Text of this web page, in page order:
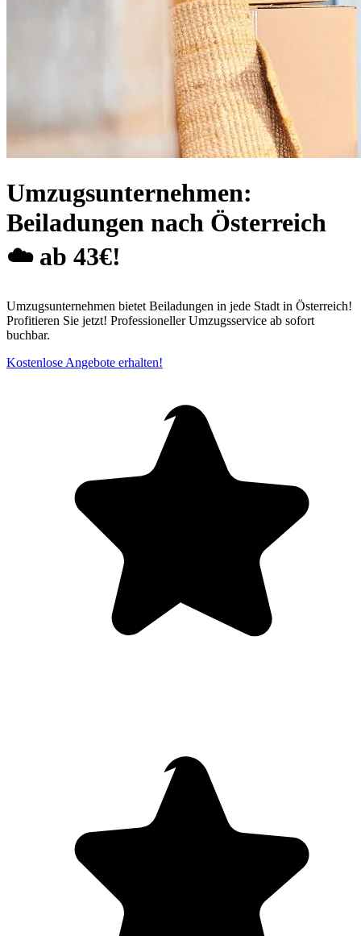
Umzugsunternehmen:
Beiladungen nach Österreich
☁️ ab 43€!
Umzugsunternehmen bietet Beiladungen in jede Stadt in Österreich!
Profitieren Sie jetzt! Professioneller Umzugsservice ab sofort
buchbar.
Kostenlose Angebote erhalten!